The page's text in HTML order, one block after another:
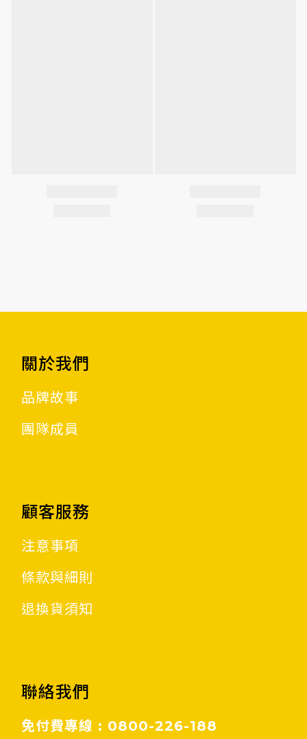
關於我們
品牌故事
團隊成員
顧客服務
注意事項
條款與細則
退換貨須知
聯絡我們
免付費專線 : 0800-226-188